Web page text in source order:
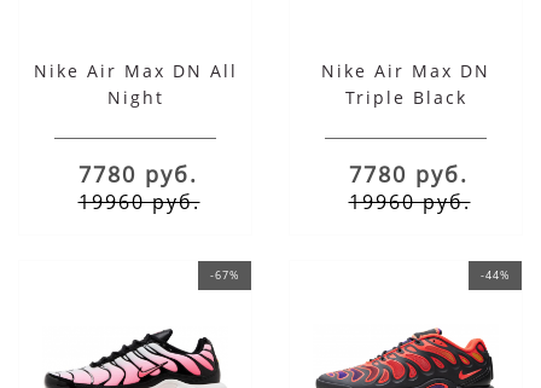
Nike Air Max DN All
Night
7780 руб.
19960 руб.
Nike Air Max DN
Triple Black
7780 руб.
19960 руб.
-67% -44%